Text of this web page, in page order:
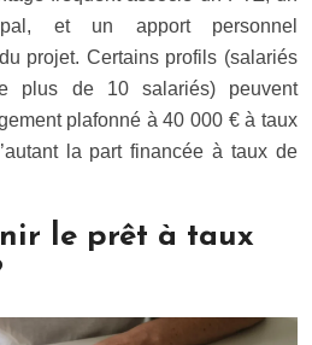
et un apport personnel
projet. Certains profils (salariés
plus de 10 salariés) peuvent
plafonné à 40 000 € à taux
la part financée à taux de
le prêt à taux